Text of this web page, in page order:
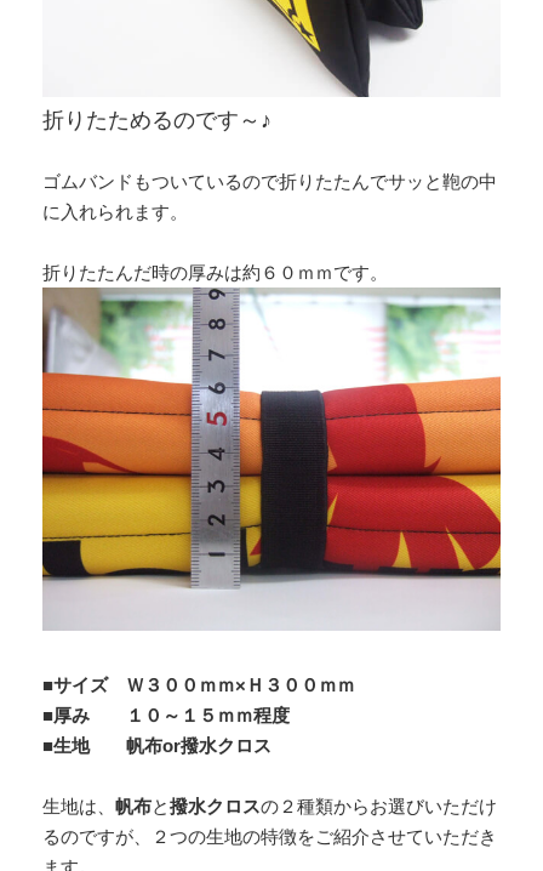
折りたためるのです～♪
ゴムバンドもついているので折りたたんでサッと鞄の中
に入れられます。
折りたたんだ時の厚みは約６０ｍｍです。
■サイズ Ｗ３００ｍｍ×Ｈ３００ｍｍ
■厚み １０～１５ｍｍ程度
■生地 帆布or撥水クロス
生地は、 帆布と撥水クロスの２種類からお選びいただけ
るのですが、２つの生地の特徴をご紹介させていただき
ます。